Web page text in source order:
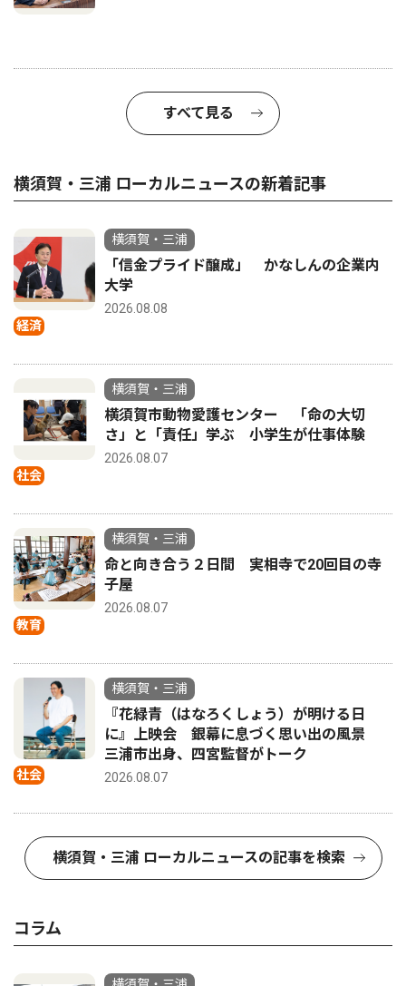
すべて見る
横須賀・三浦 ローカルニュースの新着記事
経済
横須賀・三浦
「信金プライド醸成」 かなしんの企業内
大学
2026.08.08
社会
横須賀・三浦
横須賀市動物愛護センター 「命の大切
さ」と「責任」学ぶ 小学生が仕事体験
2026.08.07
教育
横須賀・三浦
命と向き合う２日間 実相寺で20回目の寺
子屋
2026.08.07
社会
横須賀・三浦
『花緑青（はなろくしょう）が明ける日
に』上映会 銀幕に息づく思い出の風景
三浦市出身、四宮監督がトーク
2026.08.07
横須賀・三浦 ローカルニュースの記事を検索
コラム